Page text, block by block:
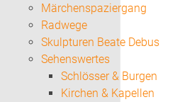
Märchenspaziergang
Radwege
Skulpturen Beate Debus
Sehenswertes
Schlösser & Burgen
Kirchen & Kapellen